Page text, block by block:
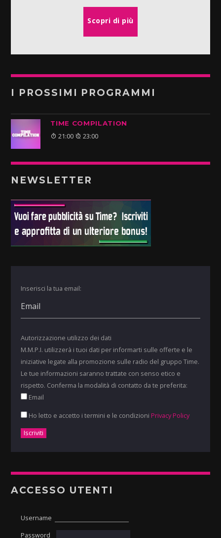
Scopri di più
I PROSSIMI PROGRAMMI
TIME COMPILATION
21:00 23:00
NEWSLETTER
Inserisci la tua email:
Autorizzazione utilizzo dei dati
M.M.P.I. utilizzerà i tuoi dati per informarti sulle offerte e le
iniziative legate alla promozione sulle radio del gruppo Time.
Le tue informazioni saranno trattate con senso etico e
rispetto. Conferma la modalità di contatto da te preferita:
Email
Ho letto e accetto i termini e le condizioni Privacy Policy
ACCESSO UTENTI
Username
Password